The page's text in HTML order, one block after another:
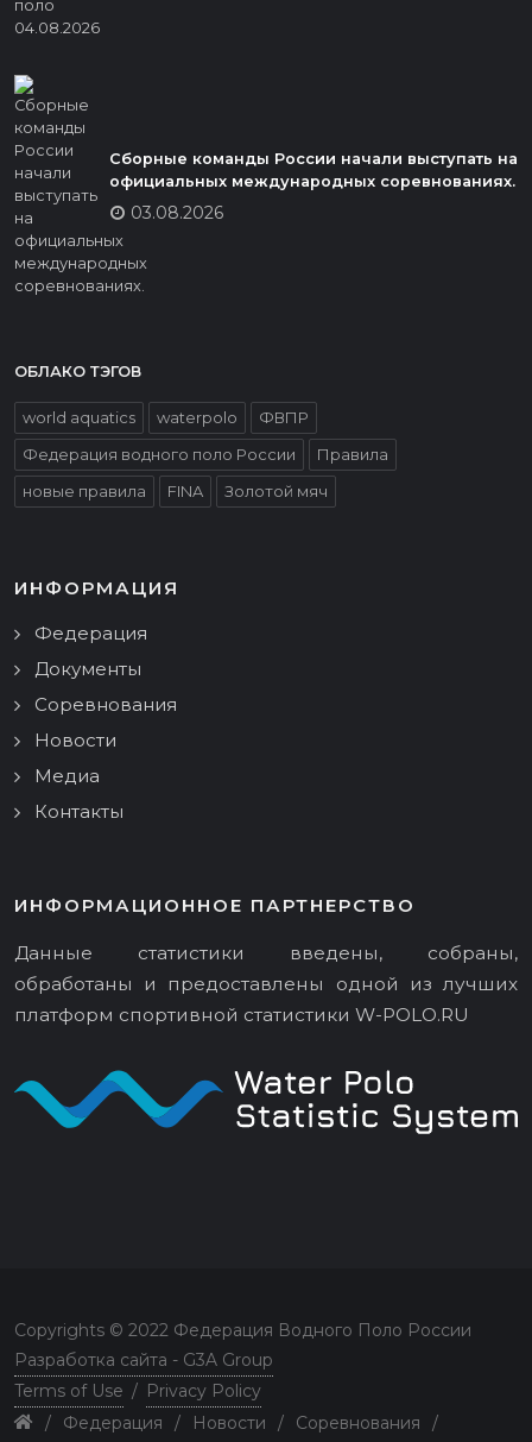
Сборные команды России начали выступать на
официальных международных соревнованиях.
03.08.2026
ОБЛАКО ТЭГОВ
world aquatics waterpolo
ФВПР
Федерация водного поло России
Правила
новые правила
FINA Золотой мяч
ИНФОРМАЦИЯ
Федерация
Документы
Соревнования
Новости
Медиа
Контакты
ИНФОРМАЦИОННОЕ ПАРТНЕРСТВО
Данные статистики введены, собраны,
обработаны и предоставлены одной из лучших
платформ спортивной статистики W-POLO.RU
Copyrights © 2022 Федерация Водного Поло России
Разработка сайта - G3A Group
Terms of Use / Privacy Policy
/
Федерация / Новости / Соревнования /